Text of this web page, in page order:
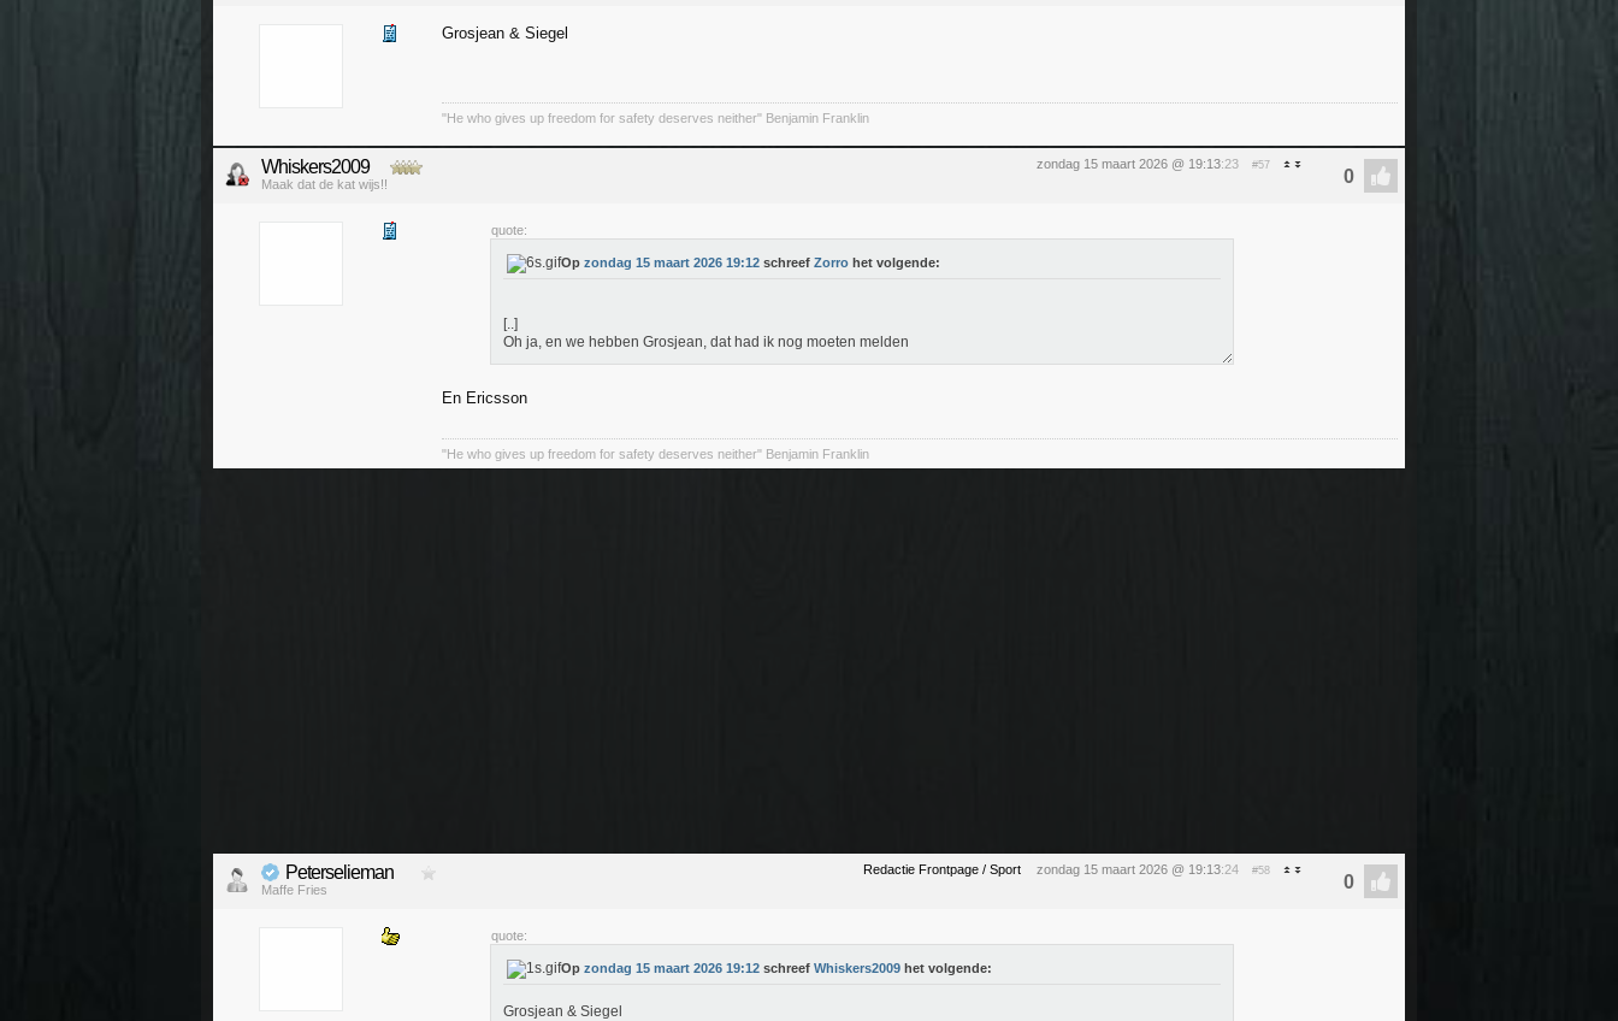
Grosjean & Siegel
"He who gives up freedom for safety deserves neither" Benjamin Franklin
zondag 15 maart 2026 @ 19:13:23 #57
Whiskers2009
Maak dat de kat wijs!!
quote:
Op zondag 15 maart 2026 19:12 schreef Zorro het volgende:
[..]
Oh ja, en we hebben Grosjean, dat had ik nog moeten melden
En Ericsson
"He who gives up freedom for safety deserves neither" Benjamin Franklin
Redactie Frontpage / Sport zondag 15 maart 2026 @ 19:13:24 #58
Peterselieman
Maffe Fries
quote:
Op zondag 15 maart 2026 19:12 schreef Whiskers2009 het volgende:
Grosjean & Siegel